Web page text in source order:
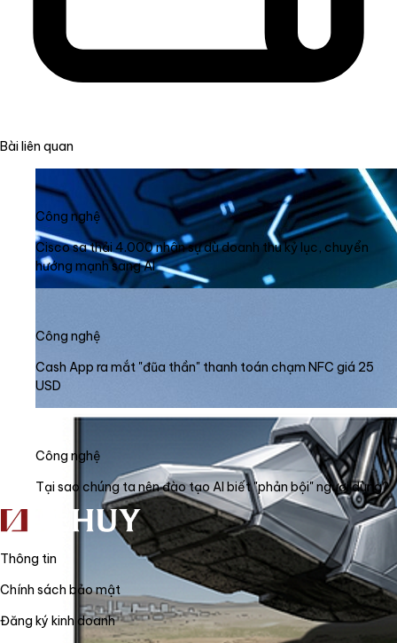
Bài liên quan
Công nghệ
Cisco sa thải 4.000 nhân sự dù doanh thu kỷ lục, chuyển
hướng mạnh sang AI
Công nghệ
Cash App ra mắt "đũa thần" thanh toán chạm NFC giá 25
USD
Công nghệ
Tại sao chúng ta nên đào tạo AI biết "phản bội" người dùng?
Thông tin
Chính sách bảo mật
Đăng ký kinh doanh